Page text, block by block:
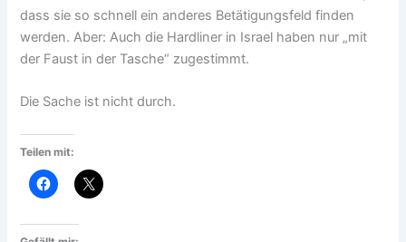
dass sie so schnell ein anderes Betätigungsfeld finden
werden. Aber: Auch die Hardliner in Israel haben nur „mit
der Faust in der Tasche“ zugestimmt.
Die Sache ist nicht durch.
Teilen mit: